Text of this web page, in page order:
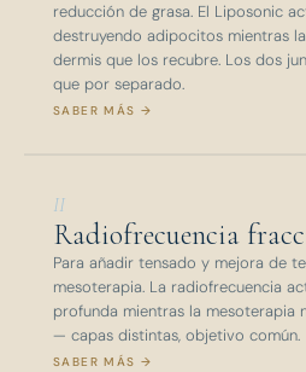
reducción de grasa. El Liposonic
destruyendo adipocitos mientras
dermis que los recubre. Los dos
que por separado.
SABER MÁS →
II
Radiofrecuencia
Para añadir tensado y mejora de
mesoterapia. La radiofrecuencia
profunda mientras la mesoterapia
— capas distintas, objetivo común.
SABER MÁS →